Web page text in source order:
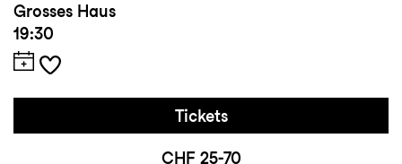
Grosses Haus
19:30
Tickets
CHF 25-70